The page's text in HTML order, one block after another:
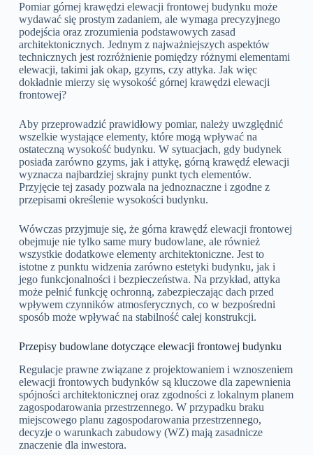
Pomiar górnej krawędzi elewacji frontowej budynku może
wydawać się prostym zadaniem, ale wymaga precyzyjnego
podejścia oraz zrozumienia podstawowych zasad
architektonicznych. Jednym z najważniejszych aspektów
technicznych jest rozróżnienie pomiędzy różnymi elementami
elewacji, takimi jak okap, gzyms, czy attyka. Jak więc
dokładnie mierzy się wysokość górnej krawędzi elewacji
frontowej?
Aby przeprowadzić prawidłowy pomiar, należy uwzględnić
wszelkie wystające elementy, które mogą wpływać na
ostateczną wysokość budynku. W sytuacjach, gdy budynek
posiada zarówno gzyms, jak i attykę, górną krawędź elewacji
wyznacza najbardziej skrajny punkt tych elementów.
Przyjęcie tej zasady pozwala na jednoznaczne i zgodne z
przepisami określenie wysokości budynku.
Wówczas przyjmuje się, że górna krawędź elewacji frontowej
obejmuje nie tylko same mury budowlane, ale również
wszystkie dodatkowe elementy architektoniczne. Jest to
istotne z punktu widzenia zarówno estetyki budynku, jak i
jego funkcjonalności i bezpieczeństwa. Na przykład, attyka
może pełnić funkcję ochronną, zabezpieczając dach przed
wpływem czynników atmosferycznych, co w bezpośredni
sposób może wpływać na stabilność całej konstrukcji.
Przepisy budowlane dotyczące elewacji frontowej budynku
Regulacje prawne związane z projektowaniem i wznoszeniem
elewacji frontowych budynków są kluczowe dla zapewnienia
spójności architektonicznej oraz zgodności z lokalnym planem
zagospodarowania przestrzennego. W przypadku braku
miejscowego planu zagospodarowania przestrzennego,
decyzje o warunkach zabudowy (WZ) mają zasadnicze
znaczenie dla inwestora.